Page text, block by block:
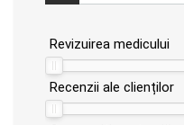
Revizuirea medicului
Recenzii ale clienților